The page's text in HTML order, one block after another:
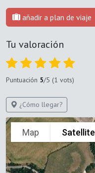
añadir a plan de viaje
Tu valoración
Puntuación 5/5 (1 vots)
¿Cómo llegar?
Map Satellite